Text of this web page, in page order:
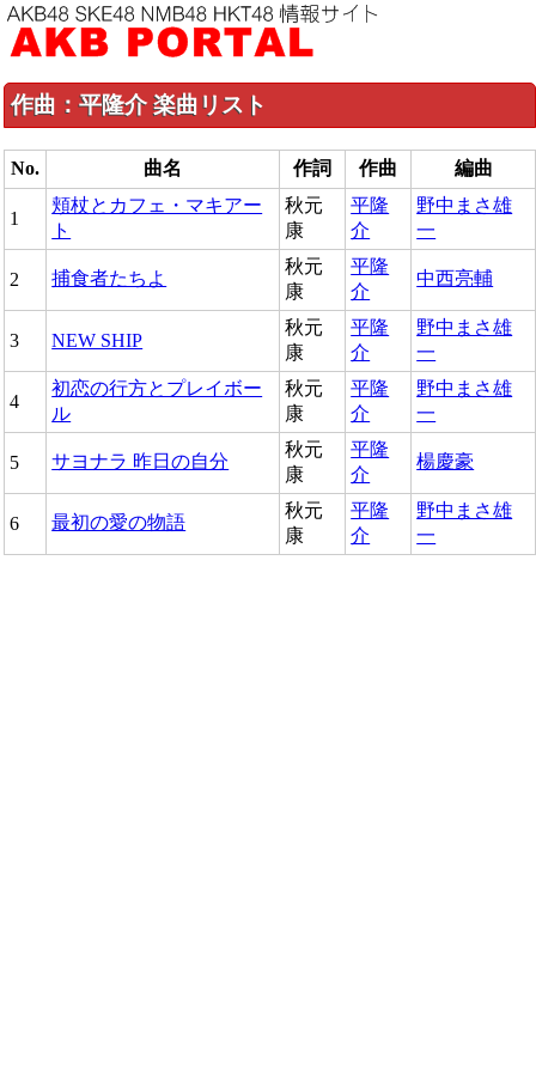
作曲：平隆介 楽曲リスト
No. 曲名 作詞 作曲 編曲
1
頬杖とカフェ・マキアー
ト
秋元
康
平隆
介
野中まさ雄
一
2 捕食者たちよ
秋元
康
平隆
介
中西亮輔
3 NEW SHIP
秋元
康
平隆
介
野中まさ雄
一
4
初恋の行方とプレイボー
ル
秋元
康
平隆
介
野中まさ雄
一
5 サヨナラ 昨日の自分
秋元
康
平隆
介
楊慶豪
6 最初の愛の物語
秋元
康
平隆
介
野中まさ雄
一